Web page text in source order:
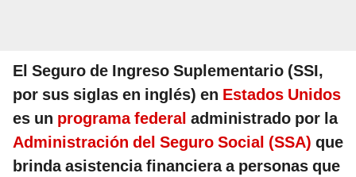
El Seguro de Ingreso Suplementario (SSI,
por sus siglas en inglés) en Estados Unidos
es un programa federal administrado por la
Administración del Seguro Social (SSA) que
brinda asistencia financiera a personas que